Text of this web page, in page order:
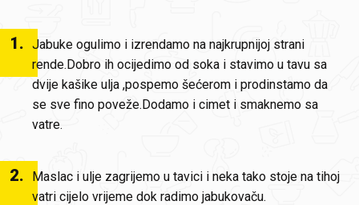
1. Jabuke ogulimo i izrendamo na najkrupnijoj strani
rende.Dobro ih ocijedimo od soka i stavimo u tavu sa
dvije kašike ulja ,pospemo šećerom i prodinstamo da
se sve fino poveže.Dodamo i cimet i smaknemo sa
vatre.
2.
Maslac i ulje zagrijemo u tavici i neka tako stoje na tihoj
vatri cijelo vrijeme dok radimo jabukovaču.